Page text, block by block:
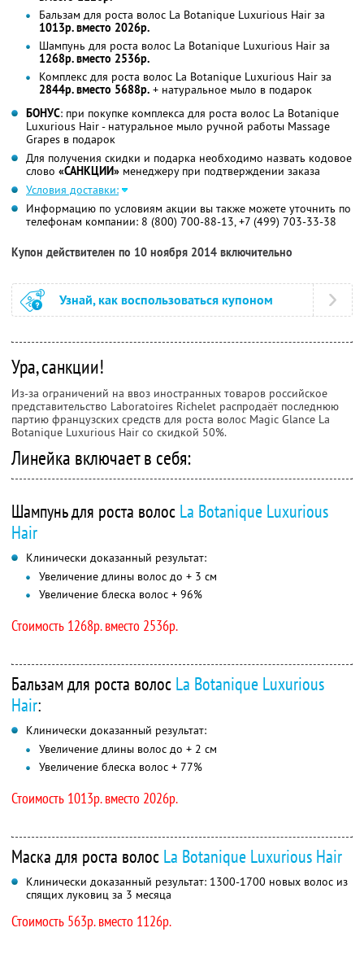
Бальзам для роста волос La Botanique Luxurious Hair за
1013р. вместо 2026р.
Шампунь для роста волос La Botanique Luxurious Hair за
1268р. вместо 2536р.
Комплекс для роста волос La Botanique Luxurious Hair за
2844р. вместо 5688р. + натуральное мыло в подарок
БОНУС: при покупке комплекса для роста волос La Botanique
Luxurious Hair - натуральное мыло ручной работы Massage
Grapes в подарок
Для получения скидки и подарка необходимо назвать кодовое
слово «САНКЦИИ» менеджеру при подтверждении заказа
Условия доставки:
Информацию по условиям акции вы также можете уточнить по
телефонам компании: 8 (800) 700-88-13, +7 (499) 703-33-38
Купон действителен по 10 ноября 2014 включительно
Узнай, как воспользоваться купоном
Ура, санкции!
Из-за ограничений на ввоз иностранных товаров российское
представительство Laboratoires Richelet распродаёт последнюю
партию французских средств для роста волос Magic Glance La
Botanique Luxurious Hair со скидкой 50%.
Линейка включает в себя:
Шампунь для роста волос La Botanique Luxurious
Hair
Клинически доказанный результат:
Увеличение длины волос до + 3 см
Увеличение блеска волос + 96%
Стоимость 1268р. вместо 2536р.
Бальзам для роста волос La Botanique Luxurious
Hair:
Клинически доказанный результат:
Увеличение длины волос до + 2 см
Увеличение блеска волос + 77%
Стоимость 1013р. вместо 2026р.
Маска для роста волос La Botanique Luxurious Hair
Клинически доказанный результат: 1300-1700 новых волос из
спящих луковиц за 3 месяца
Стоимость 563р. вместо 1126р.